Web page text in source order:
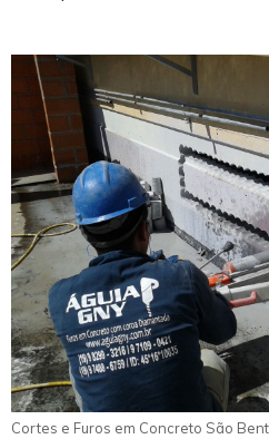
Cortes e Furos em Concreto São